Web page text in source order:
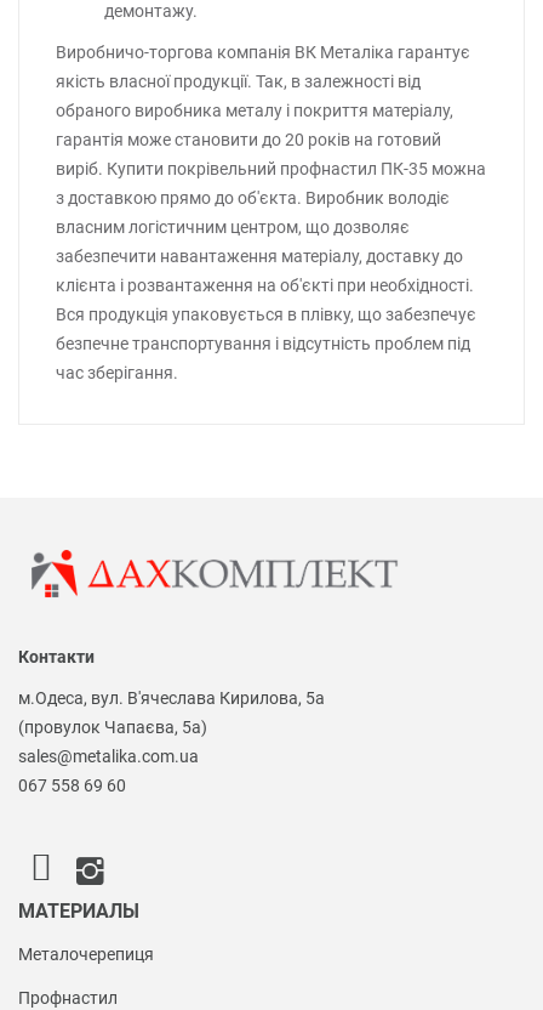
демонтажу.
Виробничо-торгова компанія ВК Металіка гарантує
якість власної продукції. Так, в залежності від
обраного виробника металу і покриття матеріалу,
гарантія може становити до 20 років на готовий
виріб. Купити покрівельний профнастил ПК-35 можна
з доставкою прямо до об'єкта. Виробник володіє
власним логістичним центром, що дозволяє
забезпечити навантаження матеріалу, доставку до
клієнта і розвантаження на об'єкті при необхідності.
Вся продукція упаковується в плівку, що забезпечує
безпечне транспортування і відсутність проблем під
час зберігання.
Контакти
м.Одеса, вул. В'ячеслава Кирилова, 5а
(провулок Чапаєва, 5а)
sales@metalika.com.ua
067 558 69 60
МАТЕРИАЛЫ
Металочерепиця
Профнастил